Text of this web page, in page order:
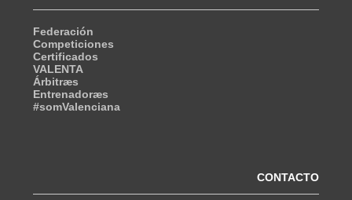
Federación
Competiciones
Certificados
VALENTA
Árbitræs
Entrenadoræs
#somValenciana
CONTACTO